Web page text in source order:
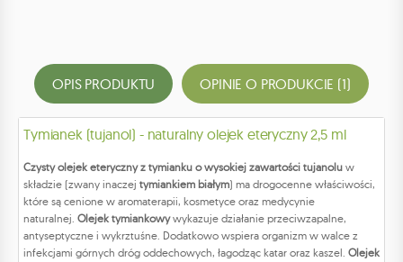
OPIS PRODUKTU OPINIE O PRODUKCIE (1)
Tymianek (tujanol) - naturalny olejek eteryczny 2,5 ml
Czysty olejek eteryczny z tymianku o wysokiej zawartości tujanolu w
składzie (zwany inaczej tymiankiem białym) ma drogocenne właściwości,
które są cenione w aromaterapii, kosmetyce oraz medycynie
naturalnej. Olejek tymiankowywykazuje działanie przeciwzapalne,
antyseptyczne i wykrztuśne. Dodatkowo wspiera organizm w walce z
infekcjami górnych dróg oddechowych, łagodząc katar oraz kaszel. Olejek